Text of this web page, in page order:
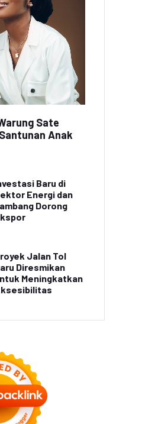
Destinasi Wisata Pulau
Bintan Kembali Dibuka
untuk Pengunjung
Sate
Anak
Baru di
Energi dan
Dorong
Jalan Tol
Diresmikan
Meningkatkan